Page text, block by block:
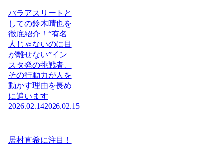
パラアスリートと
しての鈴木晴也を
徹底紹介！“有名
人じゃないのに目
が離せない”イン
スタ発の挑戦者、
その行動力が人を
動かす理由を長め
に追います
2026.02.142026.02.15
居村直希に注目！